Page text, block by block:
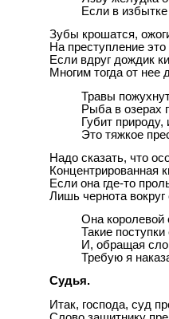
Если в
Зубы крошатся,
На преступление
Если вдруг дождик
Многим тогда от нее
Травы
Рыба в озерах
Губит природу,
Это тяжкое
Надо сказать, что
Концентрированная
Если она где-то
Лишь чернота вокруг
Она королевой
Такие
И, обращая
Требую я
Судья.
Итак, господа, суд